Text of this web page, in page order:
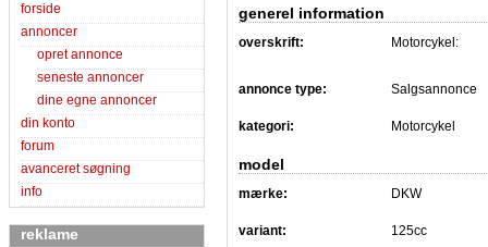
forside
annoncer
opret annonce
seneste annoncer
dine egne annoncer
din konto
forum
avanceret søgning
info
reklame
generel information
overskrift: Motorcykel:
annonce type: Salgsannonce
kategori: Motorcykel
model
mærke: DKW
variant: 125cc